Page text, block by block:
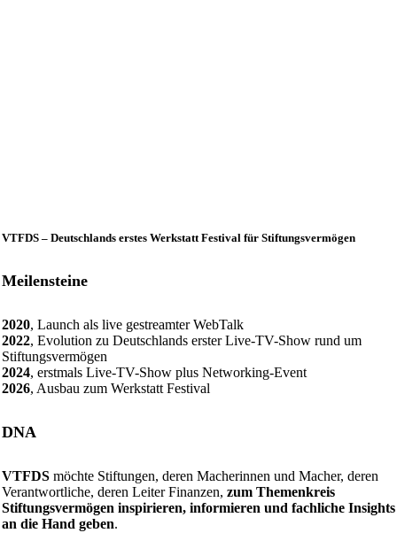
VTFDS – Deutschlands erstes Werkstatt Festival für Stiftungsvermögen
Meilensteine
2020, Launch als live gestreamter WebTalk
2022, Evolution zu Deutschlands erster Live-TV-Show rund um
Stiftungsvermögen
2024, erstmals Live-TV-Show plus Networking-Event
2026, Ausbau zum Werkstatt Festival
DNA
VTFDS möchte Stiftungen, deren Macherinnen und Macher, deren
Verantwortliche, deren Leiter Finanzen, zum Themenkreis
Stiftungsvermögen inspirieren, informieren und fachliche Insights
an die Hand geben.